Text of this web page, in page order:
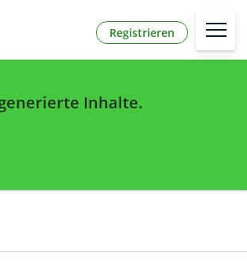
Registrieren
Inhalte.